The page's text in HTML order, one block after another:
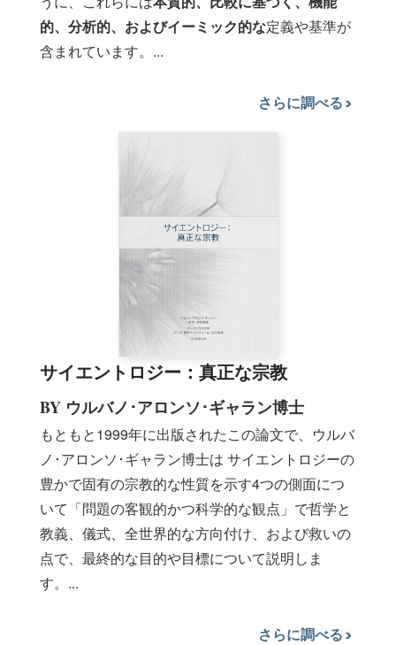
的、分析的、およびイーミック的な定義や基準が
含まれています。 ...
さらに調べる
サイエントロジー：真正な宗教
BY ウルバノ･アロンソ･ギャラン博士
もともと1999年に出版されたこの論文で、ウルバ
ノ･アロンソ･ギャラン博士は サイエントロジーの
豊かで固有の宗教的な性質を示す4つの側面につ
いて「問題の客観的かつ科学的な観点」で哲学と
教義、儀式、全世界的な方向付け、および救いの
点で、最終的な目的や目標について説明しま
す。...
さらに調べる